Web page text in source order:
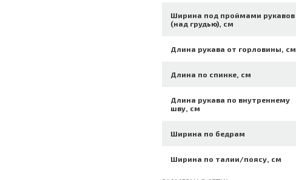
Ширина под проймами рукавов
(над грудью), см
Длина рукава от горловины, см
Длина по спинке, см
Длина рукава по внутреннему
шву, см
Ширина по бедрам
Ширина по талии/поясу, см